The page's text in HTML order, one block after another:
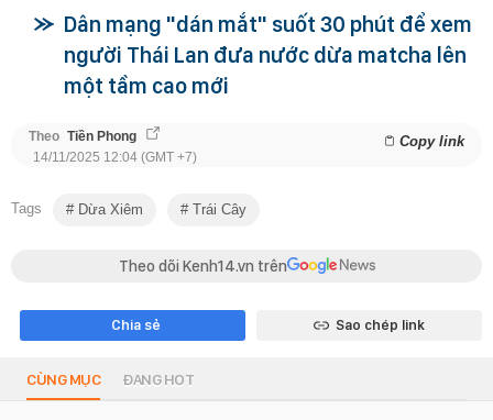
Dân mạng "dán mắt" suốt 30 phút để xem
người Thái Lan đưa nước dừa matcha lên
một tầm cao mới
Theo Tiền Phong Copy link
14/11/2025 12:04 (GMT +7)
Tags Dừa Xiêm Trái Cây
Theo dõi Kenh14.vn trên
Chia sẻ Sao chép link
CÙNG MỤC ĐANG HOT